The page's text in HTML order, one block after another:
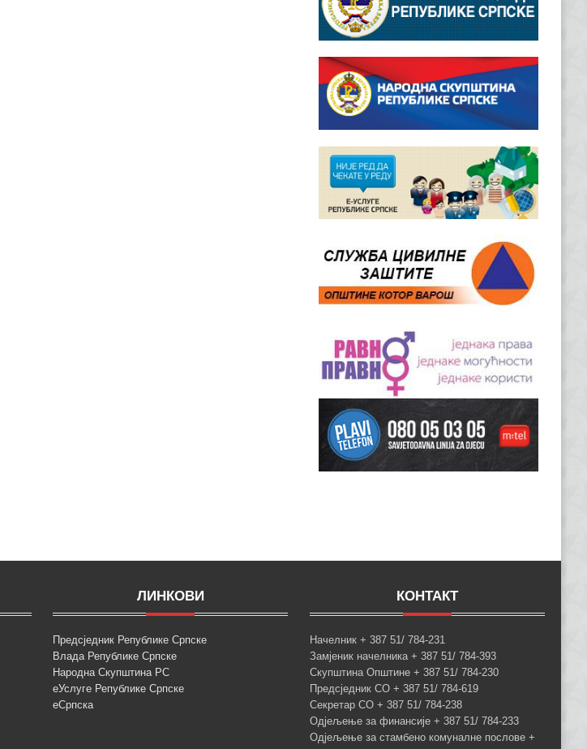
ЛИНКОВИ
Предсједник Републике Српске
Влада Републике Српске
Народна Скупштина РС
еУслуге Републике Српске
еСрпска
КОНТАКТ
Начелник + 387 51/ 784-231
Замјеник начелника + 387 51/ 784-393
Скупштина Општине + 387 51/ 784-230
Предсједник СО + 387 51/ 784-619
Секретар СО + 387 51/ 784-238
Одјељење за финансије + 387 51/ 784-233
Одјељење за стамбено комуналне послове +